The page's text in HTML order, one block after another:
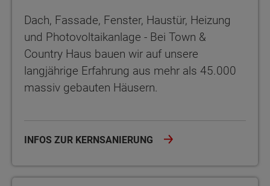
Dach, Fassade, Fenster, Haustür, Heizung
und Photovoltaikanlage - Bei Town &
Country Haus bauen wir auf unsere
langjährige Erfahrung aus mehr als 45.000
massiv gebauten Häusern.
INFOS ZUR KERNSANIERUNG